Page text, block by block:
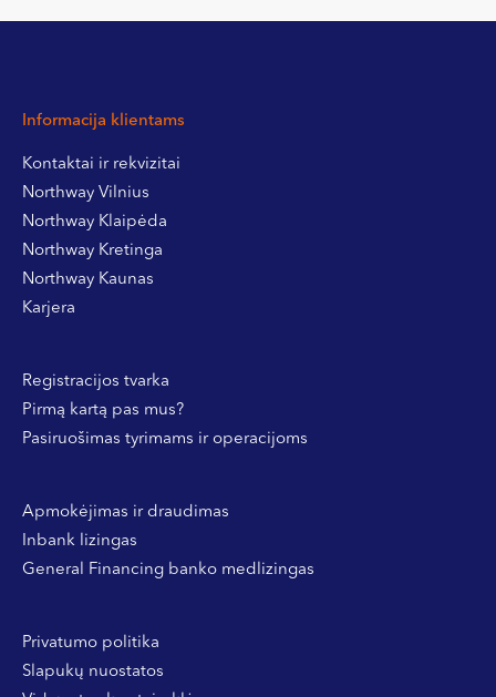
Informacija klientams
Kontaktai ir rekvizitai
Northway Vilnius
Northway Klaipėda
Northway Kretinga
Northway Kaunas
Karjera
Registracijos tvarka
Pirmą kartą pas mus?
Pasiruošimas tyrimams ir operacijoms
Apmokėjimas ir draudimas
Inbank lizingas
General Financing banko medlizingas
Privatumo politika
Slapukų nuostatos